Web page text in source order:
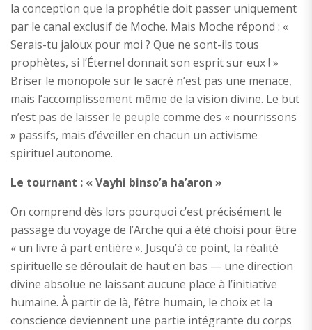
la conception que la prophétie doit passer uniquement
par le canal exclusif de Moche. Mais Moche répond : «
Serais-tu jaloux pour moi ? Que ne sont-ils tous
prophètes, si l’Éternel donnait son esprit sur eux ! »
Briser le monopole sur le sacré n’est pas une menace,
mais l’accomplissement même de la vision divine. Le but
n’est pas de laisser le peuple comme des « nourrissons
» passifs, mais d’éveiller en chacun un activisme
spirituel autonome.
Le tournant : « Vayhi binso’a ha’aron »
On comprend dès lors pourquoi c’est précisément le
passage du voyage de l’Arche qui a été choisi pour être
« un livre à part entière ». Jusqu’à ce point, la réalité
spirituelle se déroulait de haut en bas — une direction
divine absolue ne laissant aucune place à l’initiative
humaine. À partir de là, l’être humain, le choix et la
conscience deviennent une partie intégrante du corps